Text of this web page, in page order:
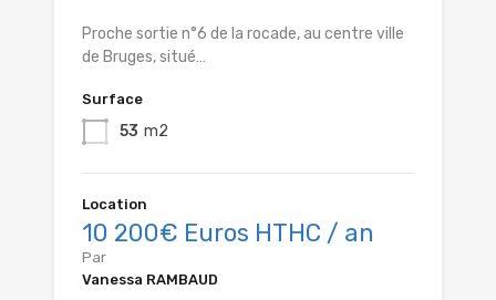
Proche sortie n°6 de la rocade, au centre ville
de Bruges, situé…
Surface
53 m2
Location
10 200€ Euros HTHC / an
Par
Vanessa RAMBAUD